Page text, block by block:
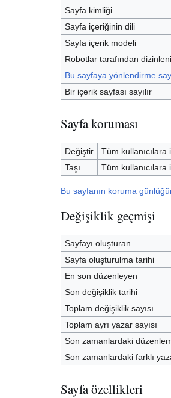
Sayfa kimliği
Sayfa içeriğinin dili
Sayfa içerik modeli
Robotlar tarafından
Bu sayfaya yönlendirme
Bir içerik sayfası sayılır
Sayfa koruması
Değiştir
Tüm
Taşı
Tüm
Bu sayfanın koruma
Değişiklik geçmişi
Sayfayı oluşturan
Sayfa oluşturulma tarihi
En son düzenleyen
Son değişiklik tarihi
Toplam değişiklik sayısı
Toplam ayrı yazar sayısı
Son zamanlardaki
Son zamanlardaki farklı
Sayfa özellikleri